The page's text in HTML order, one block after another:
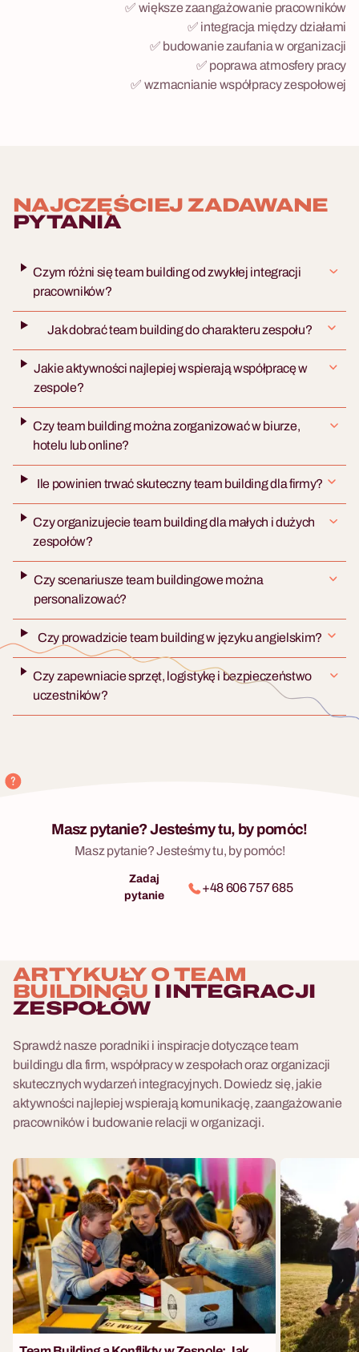
✅ większe zaangażowanie pracowników
✅ integracja między działami
✅ budowanie zaufania w organizacji
✅ poprawa atmosfery pracy
✅ wzmacnianie współpracy zespołowej
NAJCZĘŚCIEJ ZADAWANE
PYTANIA
Czym różni się team building od zwykłej integracji
pracowników?
Jak dobrać team building do charakteru zespołu?
Jakie aktywności najlepiej wspierają współpracę w
zespole?
Czy team building można zorganizować w biurze,
hotelu lub online?
Ile powinien trwać skuteczny team building dla firmy?
Czy organizujecie team building dla małych i dużych
zespołów?
Czy scenariusze team buildingowe można
personalizować?
Czy prowadzicie team building w języku angielskim?
Czy zapewniacie sprzęt, logistykę i bezpieczeństwo
uczestników?
Masz pytanie? Jesteśmy tu, by pomóc!
Masz pytanie? Jesteśmy tu, by pomóc!
Zadaj
pytanie
+48 606 757 685
ARTYKUŁY O TEAM
BUILDINGU I INTEGRACJI
ZESPOŁÓW
Sprawdź nasze poradniki i inspiracje dotyczące team
buildingu dla firm, współpracy w zespołach oraz organizacji
skutecznych wydarzeń integracyjnych. Dowiedz się, jakie
aktywności najlepiej wspierają komunikację, zaangażowanie
pracowników i budowanie relacji w organizacji.